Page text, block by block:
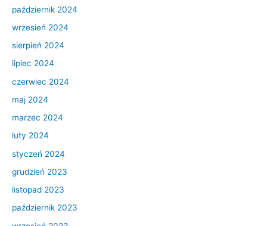
październik 2024
wrzesień 2024
sierpień 2024
lipiec 2024
czerwiec 2024
maj 2024
marzec 2024
luty 2024
styczeń 2024
grudzień 2023
listopad 2023
październik 2023